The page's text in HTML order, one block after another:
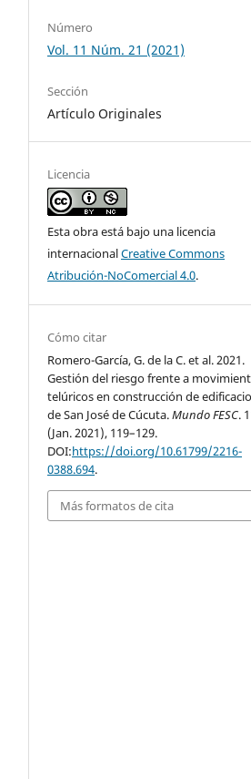
Número
Vol. 11 Núm. 21 (2021)
Sección
Artículo Originales
Licencia
Esta obra está bajo una licencia
internacionalCreative Commons
Atribución-NoComercial 4.0.
Cómo citar
Romero-García, G. de la C. et al. 2021.
Gestión del riesgo frente a
telúricos en construcción de
de San José de Cúcuta.Mundo FESC.
(Jan. 2021), 119–129.
DOI:https://doi.org/10.61799/2216-
0388.694.
Más formatos de cita